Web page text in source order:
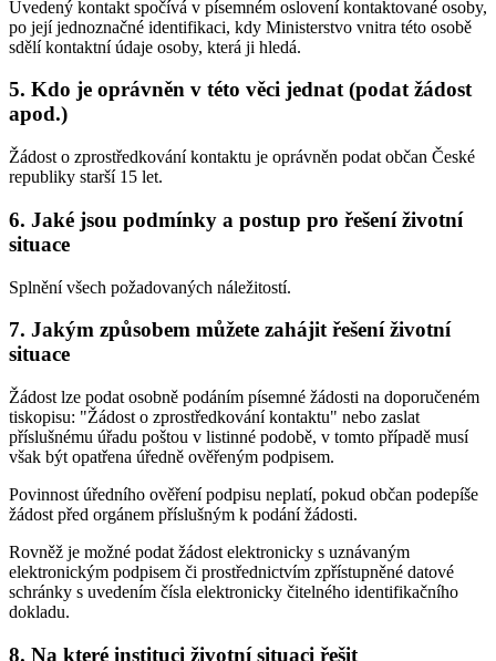
Uvedený kontakt spočívá v písemném oslovení kontaktované osoby,
po její jednoznačné identifikaci, kdy Ministerstvo vnitra této osobě
sdělí kontaktní údaje osoby, která ji hledá.
5. Kdo je oprávněn v této věci jednat (podat žádost
apod.)
Žádost o zprostředkování kontaktu je oprávněn podat občan České
republiky starší 15 let.
6. Jaké jsou podmínky a postup pro řešení životní
situace
Splnění všech požadovaných náležitostí.
7. Jakým způsobem můžete zahájit řešení životní
situace
Žádost lze podat osobně podáním písemné žádosti na doporučeném
tiskopisu: "Žádost o zprostředkování kontaktu" nebo zaslat
příslušnému úřadu poštou v listinné podobě, v tomto případě musí
však být opatřena úředně ověřeným podpisem.
Povinnost úředního ověření podpisu neplatí, pokud občan podepíše
žádost před orgánem příslušným k podání žádosti.
Rovněž je možné podat žádost elektronicky s uznávaným
elektronickým podpisem či prostřednictvím zpřístupněné datové
schránky s uvedením čísla elektronicky čitelného identifikačního
dokladu.
8. Na které instituci životní situaci řešit